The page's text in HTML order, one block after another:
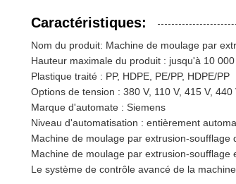
Caractéristiques:
Nom du produit: Machine de moulage par
Hauteur maximale du produit : jusqu'à 10
Plastique traité : PP, HDPE, PE/PP, HDPE/PP
Options de tension : 380 V, 110 V, 415 V, 440
Marque d'automate : Siemens
Niveau d'automatisation : entièrement
Machine de moulage par extrusion-
Machine de moulage par extrusion-
Le système de contrôle avancé de la